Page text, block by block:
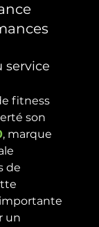
service
fitness
son
, marque
de
un